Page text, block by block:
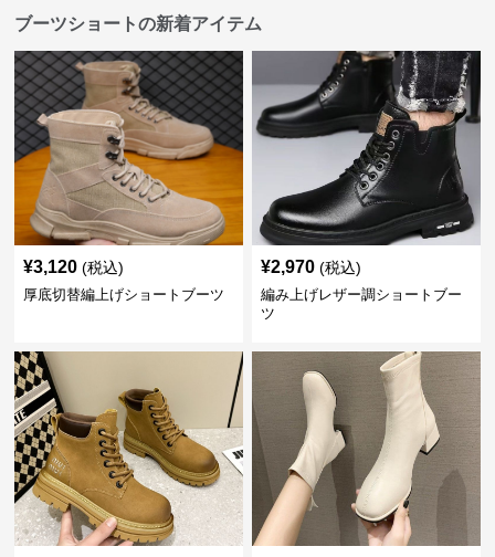
ブーツショートの新着アイテム
¥3,120 (税込)
厚底切替編上げショートブーツ
¥2,970 (税込)
編み上げレザー調ショートブー
ツ